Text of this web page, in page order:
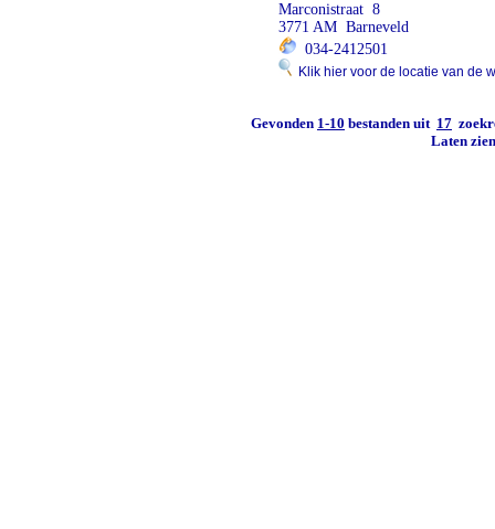
Marconistraat 8
3771 AM Barneveld
034-2412501
Klik hier voor de locatie van de
Gevonden 1-10 bestanden uit 17
Laten